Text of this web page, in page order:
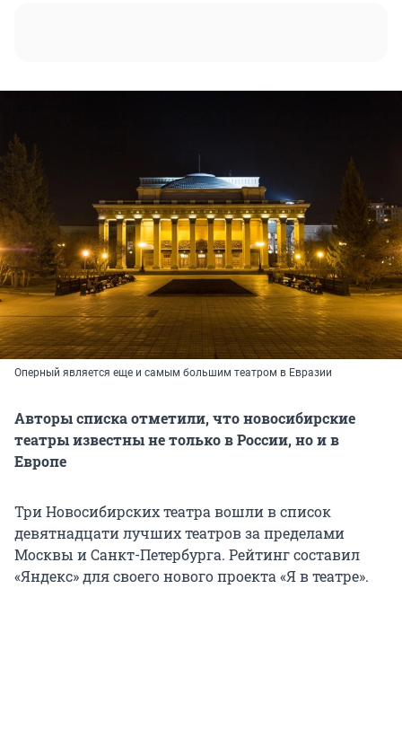
Оперный является еще и самым большим театром в Евразии
Авторы списка отметили, что новосибирские
театры известны не только в России, но и в
Европе
Три Новосибирских театра вошли в список
девятнадцати лучших театров за пределами
Москвы и Санкт-Петербурга. Рейтинг составил
«Яндекс» для своего нового проекта «Я в театре».